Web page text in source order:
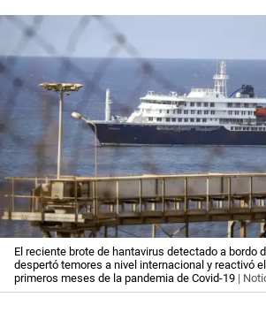
El reciente brote de hantavirus detectado a bordo
despertó temores a nivel internacional y reactivó
primeros meses de la pandemia de Covid-19 |